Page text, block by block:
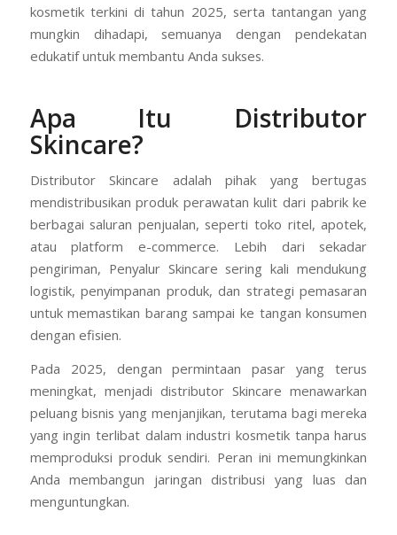
kosmetik terkini di tahun 2025, serta tantangan yang
mungkin dihadapi, semuanya dengan pendekatan
edukatif untuk membantu Anda sukses.
Apa Itu Distributor
Skincare?
Distributor Skincare adalah pihak yang bertugas
mendistribusikan produk perawatan kulit dari pabrik ke
berbagai saluran penjualan, seperti toko ritel, apotek,
atau platform e-commerce. Lebih dari sekadar
pengiriman, Penyalur Skincare sering kali mendukung
logistik, penyimpanan produk, dan strategi pemasaran
untuk memastikan barang sampai ke tangan konsumen
dengan efisien.
Pada 2025, dengan permintaan pasar yang terus
meningkat, menjadi distributor Skincare menawarkan
peluang bisnis yang menjanjikan, terutama bagi mereka
yang ingin terlibat dalam industri kosmetik tanpa harus
memproduksi produk sendiri. Peran ini memungkinkan
Anda membangun jaringan distribusi yang luas dan
menguntungkan.